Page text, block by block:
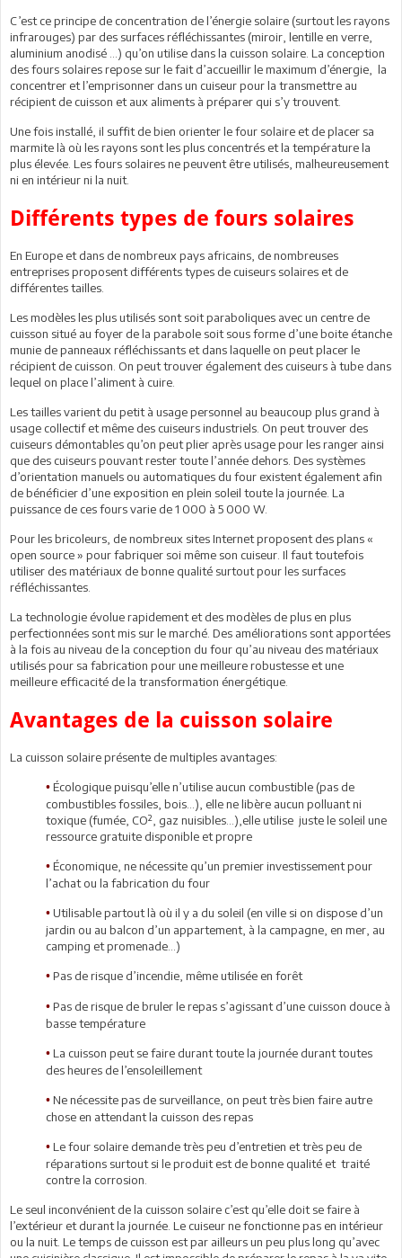
C’est ce principe de concentration de l’énergie solaire (surtout les rayons
infrarouges) par des surfaces réfléchissantes (miroir, lentille en verre,
aluminium anodisé …) qu’on utilise dans la cuisson solaire. La conception
des fours solaires repose sur le fait d’accueillir le maximum d’énergie, la
concentrer et l’emprisonner dans un cuiseur pour la transmettre au
récipient de cuisson et aux aliments à préparer qui s’y trouvent.
Une fois installé, il suffit de bien orienter le four solaire et de placer sa
marmite là où les rayons sont les plus concentrés et la température la
plus élevée. Les fours solaires ne peuvent être utilisés, malheureusement
ni en intérieur ni la nuit.
Différents types de fours solaires
En Europe et dans de nombreux pays africains, de nombreuses
entreprises proposent différents types de cuiseurs solaires et de
différentes tailles.
Les modèles les plus utilisés sont soit paraboliques avec un centre de
cuisson situé au foyer de la parabole soit sous forme d’une boite étanche
munie de panneaux réfléchissants et dans laquelle on peut placer le
récipient de cuisson. On peut trouver également des cuiseurs à tube dans
lequel on place l’aliment à cuire.
Les tailles varient du petit à usage personnel au beaucoup plus grand à
usage collectif et même des cuiseurs industriels. On peut trouver des
cuiseurs démontables qu’on peut plier après usage pour les ranger ainsi
que des cuiseurs pouvant rester toute l’année dehors. Des systèmes
d’orientation manuels ou automatiques du four existent également afin
de bénéficier d’une exposition en plein soleil toute la journée. La
puissance de ces fours varie de 1 000 à 5 000 W.
Pour les bricoleurs, de nombreux sites Internet proposent des plans «
open source » pour fabriquer soi même son cuiseur. Il faut toutefois
utiliser des matériaux de bonne qualité surtout pour les surfaces
réfléchissantes.
La technologie évolue rapidement et des modèles de plus en plus
perfectionnées sont mis sur le marché. Des améliorations sont apportées
à la fois au niveau de la conception du four qu’au niveau des matériaux
utilisés pour sa fabrication pour une meilleure robustesse et une
meilleure efficacité de la transformation énergétique.
Avantages de la cuisson solaire
La cuisson solaire présente de multiples avantages:
• Écologique puisqu’elle n’utilise aucun combustible (pas de
combustibles fossiles, bois…), elle ne libère aucun polluant ni
toxique (fumée, CO², gaz nuisibles…),elle utilise juste le soleil une
ressource gratuite disponible et propre
• Économique, ne nécessite qu’un premier investissement pour
l’achat ou la fabrication du four
• Utilisable partout là où il y a du soleil (en ville si on dispose d’un
jardin ou au balcon d’un appartement, à la campagne, en mer, au
camping et promenade…)
• Pas de risque d’incendie, même utilisée en forêt
• Pas de risque de bruler le repas s’agissant d’une cuisson douce à
basse température
• La cuisson peut se faire durant toute la journée durant toutes
des heures de l’ensoleillement
• Ne nécessite pas de surveillance, on peut très bien faire autre
chose en attendant la cuisson des repas
• Le four solaire demande très peu d’entretien et très peu de
réparations surtout si le produit est de bonne qualité et traité
contre la corrosion.
Le seul inconvénient de la cuisson solaire c’est qu’elle doit se faire à
l’extérieur et durant la journée. Le cuiseur ne fonctionne pas en intérieur
ou la nuit. Le temps de cuisson est par ailleurs un peu plus long qu’avec